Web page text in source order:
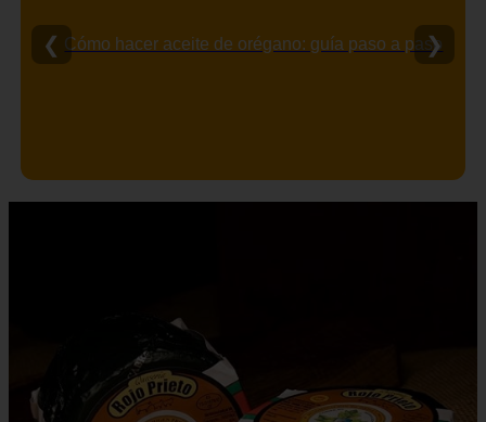
Cómo hacer aceite de orégano: guía paso a paso
❮ ❯